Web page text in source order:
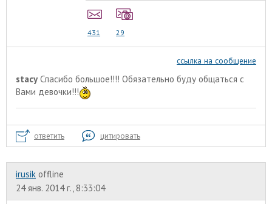
431 29
ссылка на сообщение
stacy Спасибо большое!!!! Обязательно буду общаться с
Вами девочки!!!
ответить цитировать
irusik offline
24 янв. 2014 г., 8:33:04